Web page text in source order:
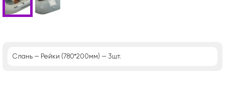
Слань — Рейки (780*200мм) — 3шт.